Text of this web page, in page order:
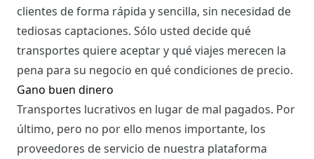
clientes de forma rápida y sencilla, sin necesidad de
tediosas captaciones. Sólo usted decide qué
transportes quiere aceptar y qué viajes merecen la
pena para su negocio en qué condiciones de precio.
Gano buen dinero
Transportes lucrativos en lugar de mal pagados. Por
último, pero no por ello menos importante, los
proveedores de servicio de nuestra plataforma